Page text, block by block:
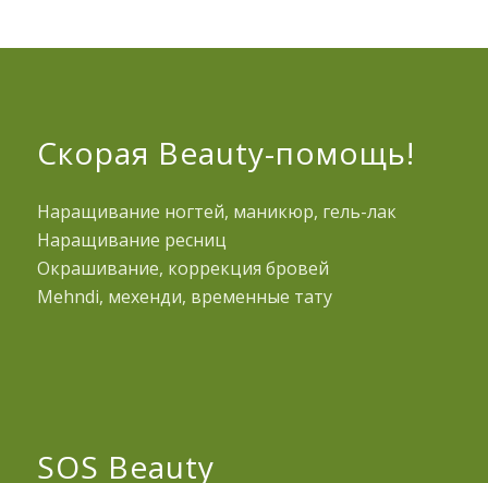
Скорая Beauty-помощь!
Наращивание ногтей, маникюр, гель-лак
Наращивание ресниц
Окрашивание, коррекция бровей
Mehndi, мехенди, временные тату
SOS Beauty